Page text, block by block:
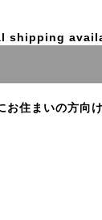
shipping
お住まいの方向け